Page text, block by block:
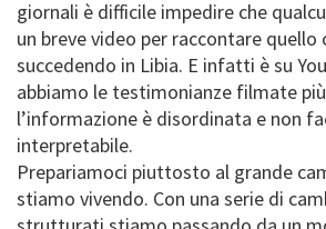
giornali è difficile impedire che
un breve video per raccontare quello
succedendo in Libia. E infatti è su
abbiamo le testimonianze filmate
l’informazione è disordinata e non
interpretabile.
Prepariamoci piuttosto al grande
stiamo vivendo. Con una serie di